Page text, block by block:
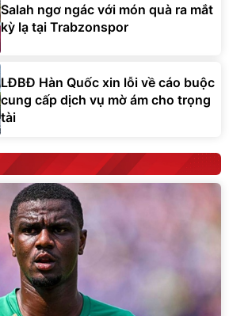
Salah ngơ ngác với món quà ra mắt
kỳ lạ tại Trabzonspor
LĐBĐ Hàn Quốc xin lỗi về cáo buộc
cung cấp dịch vụ mờ ám cho trọng
tài